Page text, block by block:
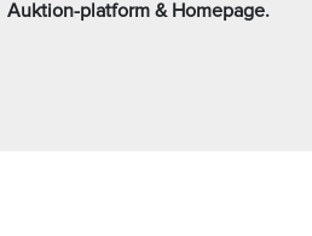
mit der Benutzer
auf einer E-Auction-Plattform in
und verkaufen können. Epoxa
zu EUR an. Mit diesem Service
Standorten der Bundesbank
umtauschen.
Auktion-platform & Homepage.